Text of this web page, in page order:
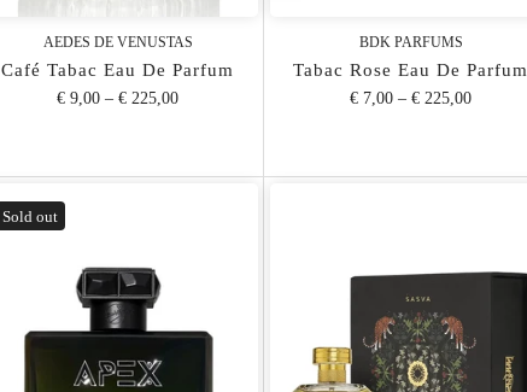
AEDES DE VENUSTAS
Café Tabac Eau De Parfum
€ 9,00–€ 225,00
BDK PARFUMS
Tabac Rose Eau De Parfum
€ 7,00–€ 225,00
Sold out